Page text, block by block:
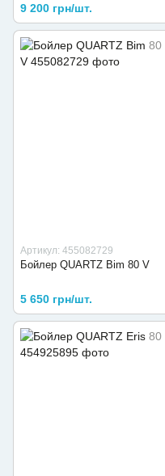
9 200 грн/шт.
Артикул: 455082729
Бойлер QUARTZ Bim 80 V
5 650 грн/шт.